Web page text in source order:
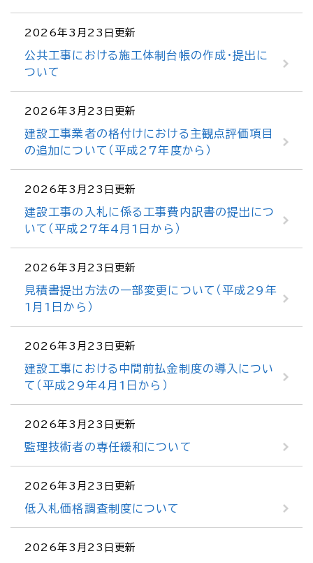
2026年3月23日更新
公共工事における施工体制台帳の作成・提出に
ついて
2026年3月23日更新
建設工事業者の格付けにおける主観点評価項目
の追加について（平成27年度から）
2026年3月23日更新
建設工事の入札に係る工事費内訳書の提出につ
いて（平成27年4月1日から）
2026年3月23日更新
見積書提出方法の一部変更について（平成29年
1月1日から）
2026年3月23日更新
建設工事における中間前払金制度の導入につい
て（平成29年4月1日から）
2026年3月23日更新
監理技術者の専任緩和について
2026年3月23日更新
低入札価格調査制度について
2026年3月23日更新